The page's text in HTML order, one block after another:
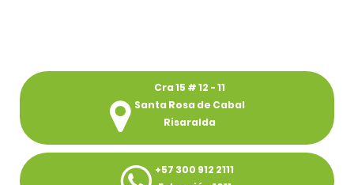
Cra 15 # 12 - 11
Santa Rosa de Cabal
Risaralda
+57 300 912 2111